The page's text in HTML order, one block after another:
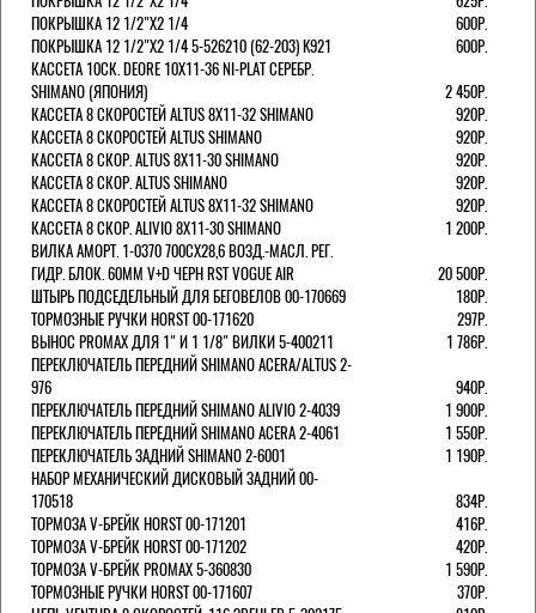
ПОКРЫШКА 12 1/2"Х2 1/4
600Р.
ПОКРЫШКА 12 1/2"Х2 1/4 5-526210 (62-203) K921
600Р.
КАССЕТА 10СК. DEORE 10Х11-36 NI-PLAT СЕРЕБР.
SHIMANO (ЯПОНИЯ)
2 450Р.
КАССЕТА 8 СКОРОСТЕЙ ALTUS 8Х11-32 SHIMANO
920Р.
КАССЕТА 8 СКОРОСТЕЙ ALTUS SHIMANO
920Р.
КАССЕТА 8 СКОР. ALTUS 8Х11-30 SHIMANO
920Р.
КАССЕТА 8 СКОР. ALTUS SHIMANO
920Р.
КАССЕТА 8 СКОРОСТЕЙ ALTUS 8Х11-32 SHIMANO
920Р.
КАССЕТА 8 СКОР. ALIVIO 8Х11-30 SHIMANO
1 200Р.
ВИЛКА АМОРТ. 1-0370 700СХ28,6 ВОЗД.-МАСЛ. РЕГ.
ГИДР. БЛОК. 60ММ V+D ЧЕРН RST VOGUE AIR
20 500Р.
ШТЫРЬ ПОДСЕДЕЛЬНЫЙ ДЛЯ БЕГОВЕЛОВ 00-170669
180Р.
ТОРМОЗНЫЕ РУЧКИ HORST 00-171620
297Р.
ВЫНОС PROMAX ДЛЯ 1" И 1 1/8" ВИЛКИ 5-400211
1 786Р.
ПЕРЕКЛЮЧАТЕЛЬ ПЕРЕДНИЙ SHIMANO ACERA/ALTUS 2-
976
940Р.
ПЕРЕКЛЮЧАТЕЛЬ ПЕРЕДНИЙ SHIMANO ALIVIO 2-4039
1 900Р.
ПЕРЕКЛЮЧАТЕЛЬ ПЕРЕДНИЙ SHIMANO ACERA 2-4061
1 550Р.
ПЕРЕКЛЮЧАТЕЛЬ ЗАДНИЙ SHIMANO 2-6001
1 190Р.
НАБОР МЕХАНИЧЕСКИЙ ДИСКОВЫЙ ЗАДНИЙ 00-
170518
834Р.
ТОРМОЗА V-БРЕЙК HORST 00-171201
416Р.
ТОРМОЗА V-БРЕЙК HORST 00-171202
420Р.
ТОРМОЗА V-БРЕЙК PROMAX 5-360830
1 590Р.
ТОРМОЗНЫЕ РУЧКИ HORST 00-171607
370Р.